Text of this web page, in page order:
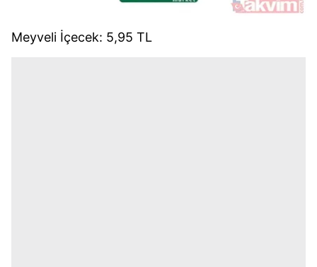
Meyveli İçecek: 5,95 TL